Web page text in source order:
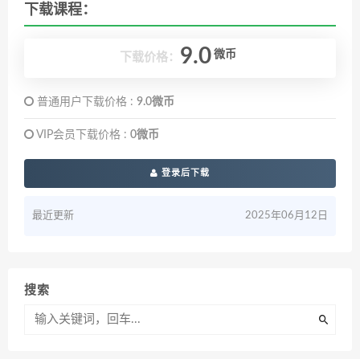
下载课程：
下载价格： 9.0 微币
普通用户下载价格 : 9.0微币
VIP会员下载价格 : 0微币
登录后下载
最近更新 2025年06月12日
搜索